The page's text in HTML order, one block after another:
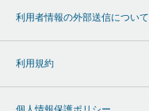
利用者情報の外部送信について
利用規約